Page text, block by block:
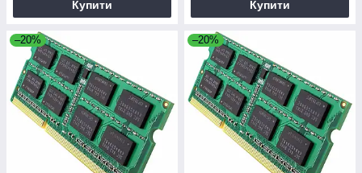
Купити Купити
–20% –20%